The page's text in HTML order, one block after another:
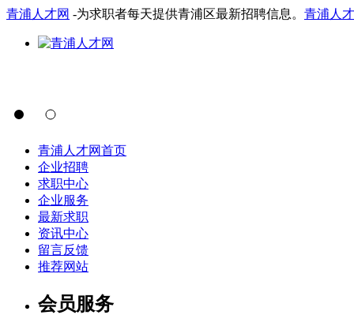
青浦人才网 -为求职者每天提供青浦区最新招聘信息。 青浦人
青浦人才网首页
企业招聘
求职中心
企业服务
最新求职
资讯中心
留言反馈
推荐网站
会员服务